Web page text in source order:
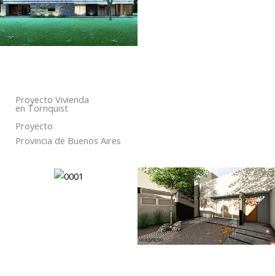
Proyecto Vivienda
en Tornquist
Proyecto
Provincia de Buenos Aires